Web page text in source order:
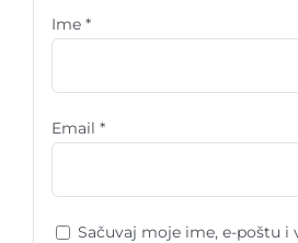
Ime *
Email *
Sačuvaj moje ime, e-poštu i